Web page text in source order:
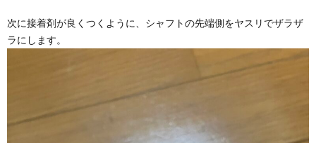
次に接着剤が良くつくように、シャフトの先端側をヤスリでザラザ
ラにします。